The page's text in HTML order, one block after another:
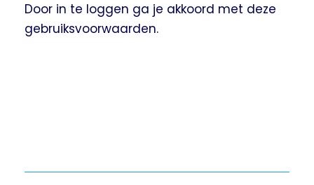
Door in te loggen ga je akkoord met deze
gebruiksvoorwaarden.